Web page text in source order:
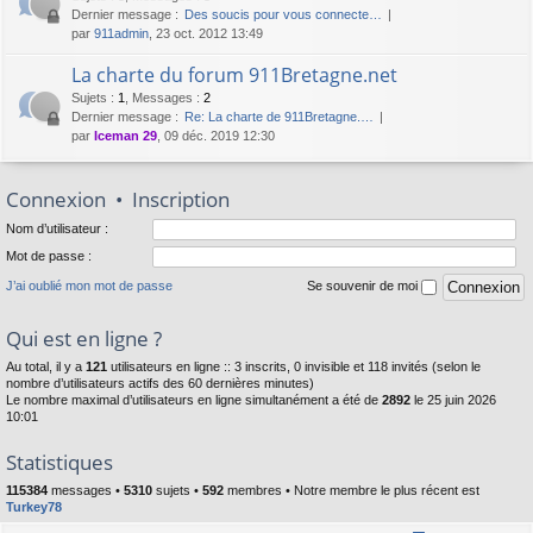
Dernier message : Des soucis pour vous connecte…
par 911admin , 23 oct. 2012 13:49
La charte du forum 911Bretagne.net
Sujets : 1 Messages : 2
Dernier message : Re: La charte de 911Bretagne.…
par Iceman 29 , 09 déc. 2019 12:30
Connexion • Inscription
Nom d’utilisateur :
Mot de passe :
J’ai oublié mon mot de passe Se souvenir de moi
Qui est en ligne ?
Au total, il y a 121 utilisateurs en ligne :: 3 inscrits, 0 invisible et 118 invités (selon le
nombre d’utilisateurs actifs des 60 dernières minutes)
Le nombre maximal d’utilisateurs en ligne simultanément a été de 2892 le 25 juin 2026
10:01
Statistiques
115384 messages • 5310 sujets • 592 membres • Notre membre le plus récent est
Turkey78